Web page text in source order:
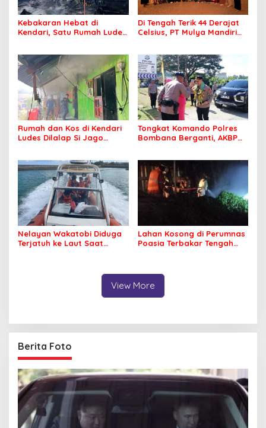
Kebakaran Hebat di
Kendari, Satu Rumah Ludes
Di Tengah Terik 44 Derajat
Celsius, PT Mulya Mandiri
Nyaman Beribadah
Rumah dan Kos di Kendari
Ludes Dilalap Si Jago
Tongkat Komando Polres
Bombana Berganti, AKBP
Nelayan Wakatobi Diduga
Terjatuh ke Laut Saat
Lahan Kosong di Perumnas
Poasia Terbakar Tengah
View More
Berita Foto